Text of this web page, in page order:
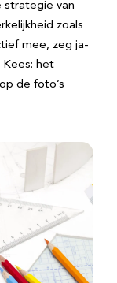
strategie van
zoals
mee, zeg ja-
Kees: het
de foto’s